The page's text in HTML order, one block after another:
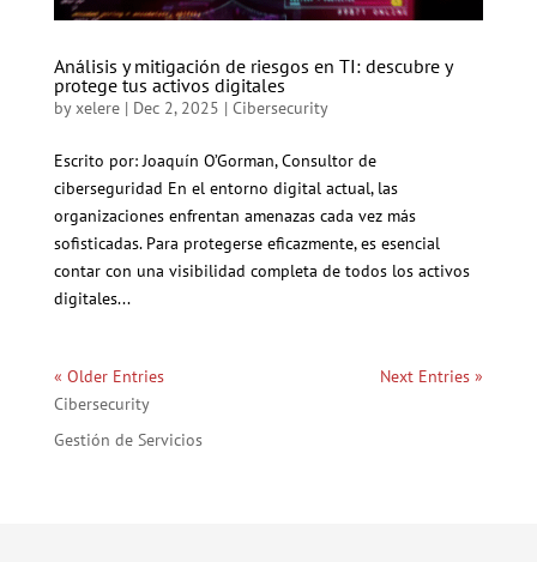
Análisis y mitigación de riesgos en TI: descubre y
protege tus activos digitales
byxelere| Dec 2, 2025 | Cibersecurity
Escrito por: Joaquín O’Gorman, Consultor de
ciberseguridad En el entorno digital actual, las
organizaciones enfrentan amenazas cada vez más
sofisticadas. Para protegerse eficazmente, es esencial
contar con una visibilidad completa de todos los activos
digitales...
« Older Entries
Next Entries »
Cibersecurity
Gestión de Servicios